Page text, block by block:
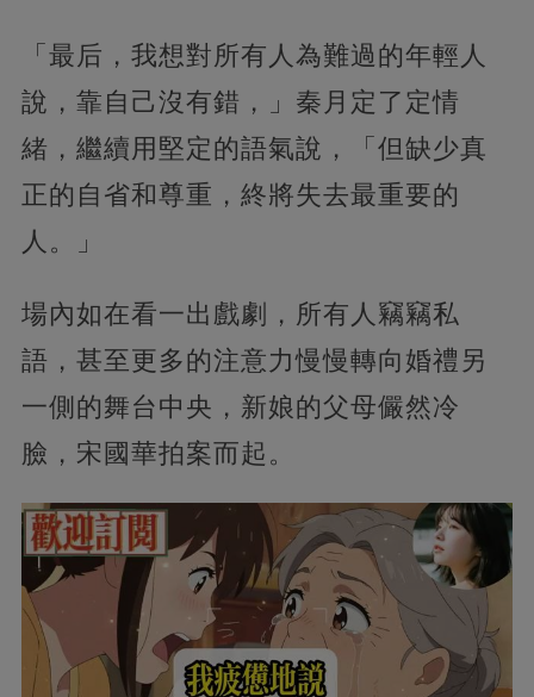
「最后，我想對所有人為難過的年輕人
說，靠自己沒有錯，」秦月定了定情
緒，繼續用堅定的語氣說，「但缺少真
正的自省和尊重，終將失去最重要的
人。」
場內如在看一出戲劇，所有人竊竊私
語，甚至更多的注意力慢慢轉向婚禮另
一側的舞台中央，新娘的父母儼然冷
臉，宋國華拍案而起。